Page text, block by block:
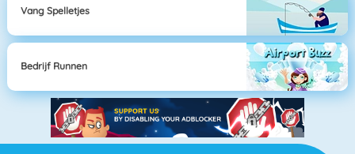
Vang Spelletjes
Bedrijf Runnen